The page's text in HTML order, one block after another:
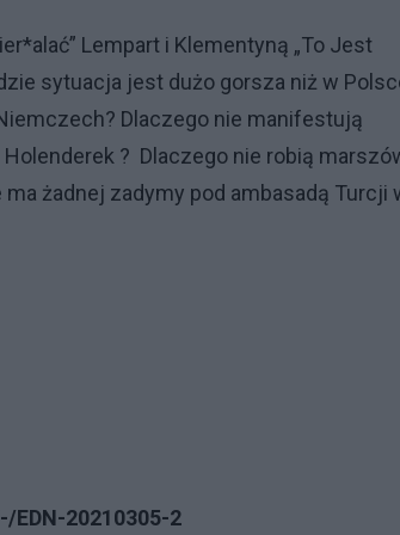
Lempart i Klementyną „To Jest
sytuacja jest dużo gorsza niż w
Dlaczego nie manifestują
? Dlaczego nie robią
żadnej zadymy pod ambasadą Turcji
20210305-2